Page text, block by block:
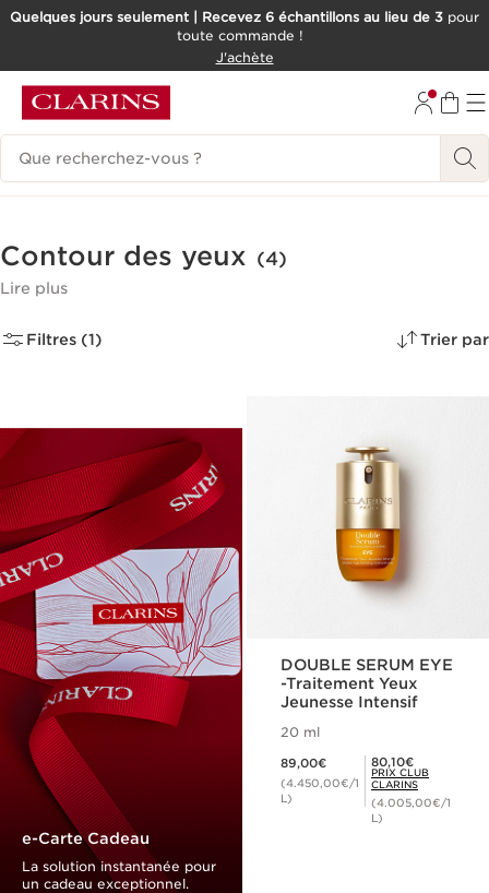
ALLER AU CONTENU
Quelques jours seulement | Recevez 6 échantillons au lieu de 3 pour
toute commande !
J'achète
Historique des recherches
Contour des yeux (4)
Lire plus
Filtres (1) Trier par
e-Carte Cadeau
La solution instantanée pour
un cadeau exceptionnel.
DOUBLE SERUM EYE
-Traitement Yeux
Jeunesse Intensif
20 ml
89,00€
(4.450,00€/1
L)
Prix Club Clarins 80,10€
80,10€
PRIX CLUB
CLARINS
(4.005,00€/1
L)